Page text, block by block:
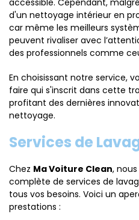
d'un nettoyage intérieur en
car même les meilleurs
peuvent rivaliser avec
des professionnels comme
En choisissant notre service,
faire qui s'inscrit dans cette
profitant des dernières
nettoyage.
Services de
Chez Ma Voiture Clean,
complète de services de
tous vos besoins. Voici un
prestations :